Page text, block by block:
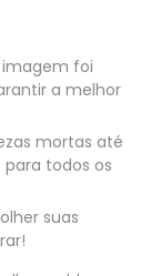
imagem foi
a melhor
mortas até
todos os
suas